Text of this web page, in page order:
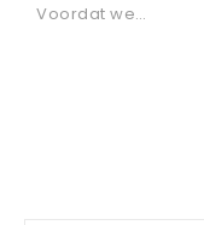
Voordat we…